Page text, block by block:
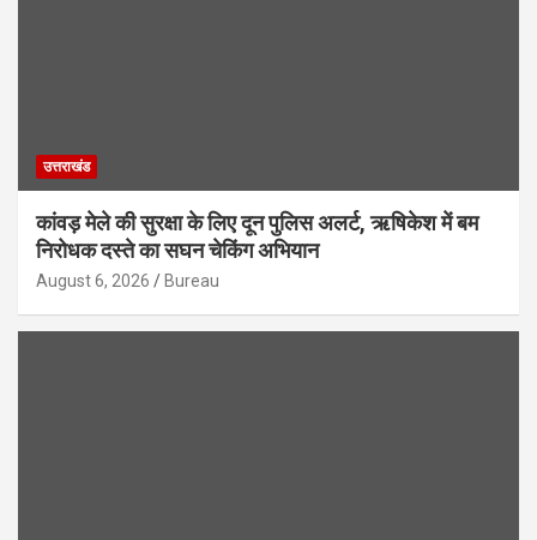
उत्तराखंड
कांवड़ मेले की सुरक्षा के लिए दून पुलिस अलर्ट, ऋषिकेश में बम
निरोधक दस्ते का सघन चेकिंग अभियान
August 6, 2026 Bureau